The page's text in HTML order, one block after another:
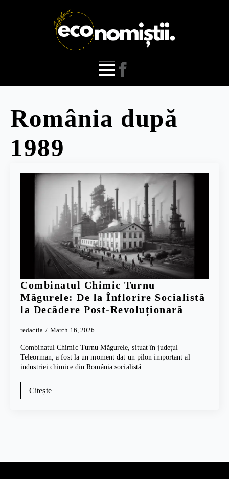
România după
1989
Combinatul Chimic Turnu
Măgurele: De la Înflorire Socialistă
la Decădere Post-Revoluționară
redactia March 16, 2026
Combinatul Chimic Turnu Măgurele, situat în județul
Teleorman, a fost la un moment dat un pilon important al
industriei chimice din România socialistă…
Citește